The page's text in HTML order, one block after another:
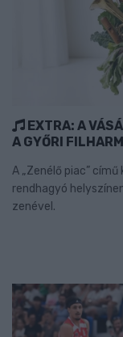
EXTRA: A
A GYŐRI
A „Zenélő piac”
rendhagyó
zenével.